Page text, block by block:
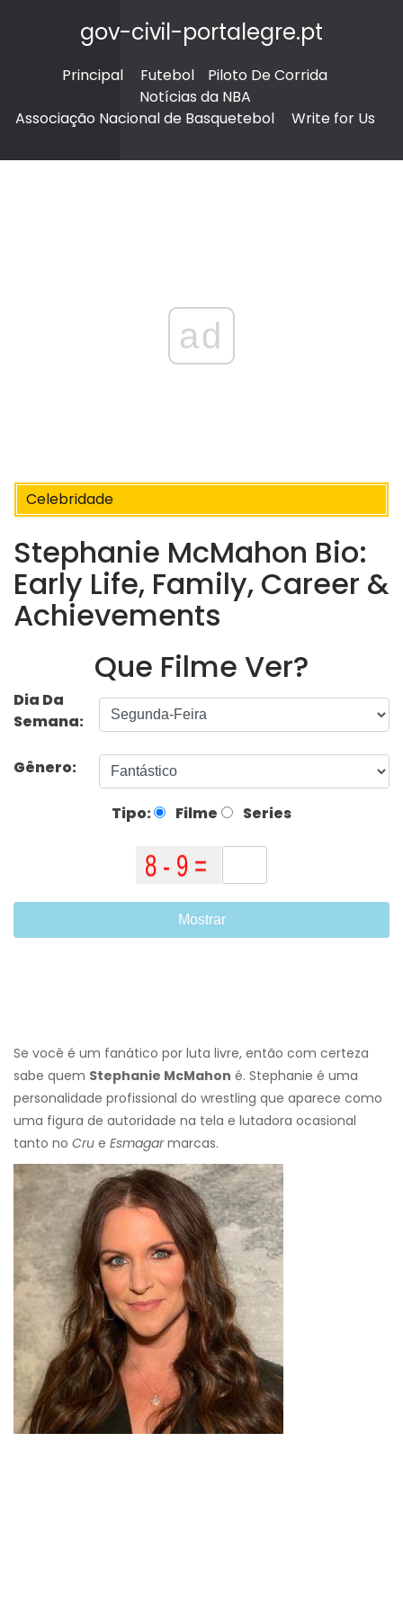
gov-civil-portalegre.pt
Principal Futebol
Piloto De Corrida
Notícias da NBA
Associação Nacional de Basquetebol
Write for Us
ad
Celebridade
Stephanie McMahon Bio:
Early Life, Family, Career &
Achievements
Que Filme Ver?
Dia Da
Semana:
Gênero:
Tipo: Filme Series
Mostrar
Se você é um fanático por luta livre, então com certeza
sabe quem Stephanie McMahon é. Stephanie é uma
personalidade profissional do wrestling que aparece como
uma figura de autoridade na tela e lutadora ocasional
tanto no Cru e Esmagarmarcas.